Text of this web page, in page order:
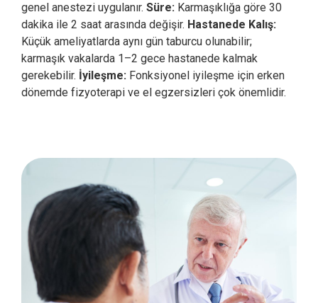
genel anestezi uygulanır. Süre: Karmaşıklığa göre 30
dakika ile 2 saat arasında değişir. Hastanede Kalış:
Küçük ameliyatlarda aynı gün taburcu olunabilir;
karmaşık vakalarda 1–2 gece hastanede kalmak
gerekebilir. İyileşme: Fonksiyonel iyileşme için erken
dönemde fizyoterapi ve el egzersizleri çok önemlidir.